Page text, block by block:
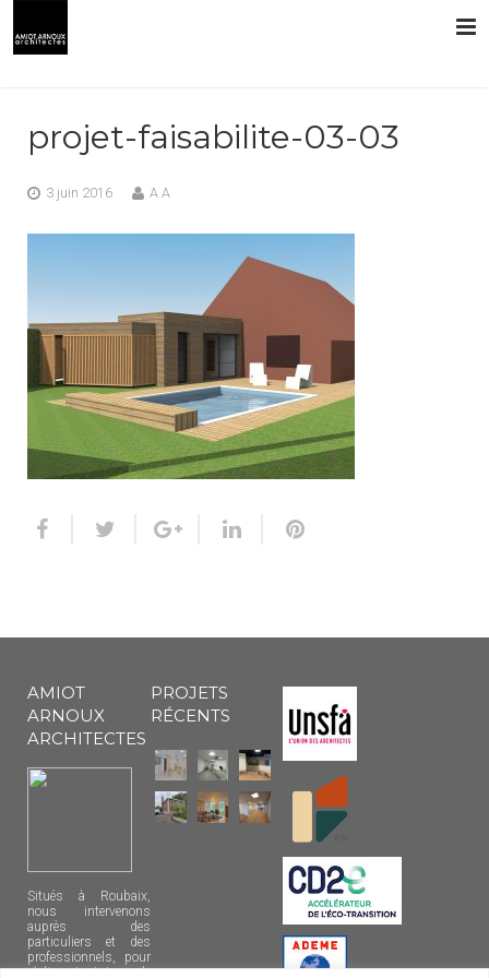
PRESTATIONS
projet-faisabilite-03-03
3 juin 2016 A A
AMIOT
ARNOUX
ARCHITECTES
Situés à Roubaix,
nous intervenons
auprès des
particuliers et des
professionnels, pour
réaliser tout type de
PROJETS
RÉCENTS